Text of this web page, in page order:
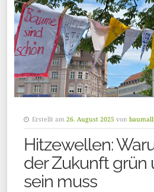
Erstellt am 26. August 2025 von
Hitzewellen:
der Zukunft grün
sein muss